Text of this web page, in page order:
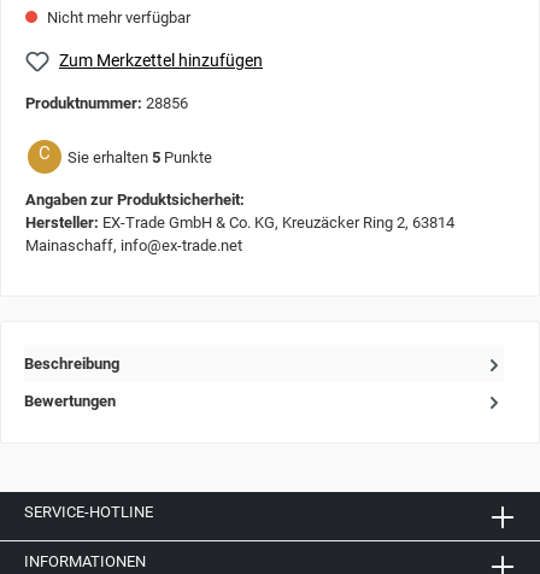
Nicht mehr verfügbar
Zum Merkzettel hinzufügen
Produktnummer: 28856
C Sie erhalten 5 Punkte
Angaben zur Produktsicherheit:
Hersteller: EX-Trade GmbH & Co. KG, Kreuzäcker Ring 2, 63814
Mainaschaff, info@ex-trade.net
Beschreibung
Bewertungen
SERVICE-HOTLINE
INFORMATIONEN